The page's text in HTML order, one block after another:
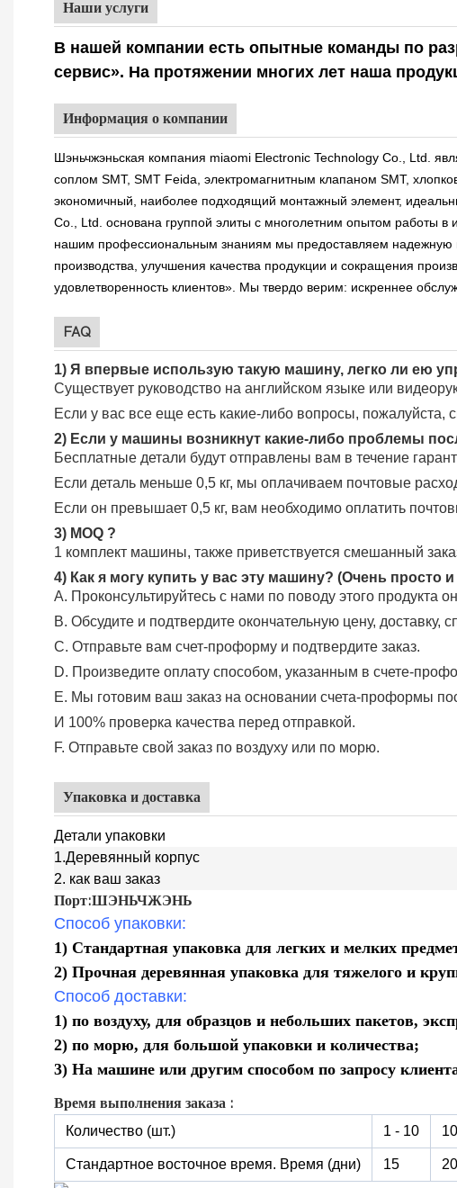
Наши услуги
В нашей компании есть опытные команды по
сервис». На протяжении многих лет наша
Информация о компании
Шэньчжэньская компания miaomi Electronic Technology Co., Ltd.
соплом SMT, SMT Feida, электромагнитным клапаном SMT,
экономичный, наиболее подходящий монтажный элемент,
Co., Ltd. основана группой элиты с многолетним опытом работы в
нашим профессиональным знаниям мы предоставляем надежную
производства, улучшения качества продукции и сокращения
удовлетворенность клиентов». Мы твердо верим: искреннее
FAQ
1) Я впервые использую такую ​​машину, легко ли ею
Существует руководство на английском языке или
Если у вас все еще есть какие-либо вопросы, пожалуйста,
2) Если у машины возникнут какие-либо проблемы
Бесплатные детали будут отправлены вам в течение
Если деталь меньше 0,5 кг, мы оплачиваем почтовые
Если он превышает 0,5 кг, вам необходимо оплатить
3) MOQ ?
1 комплект машины, также приветствуется смешанный
4) Как я могу купить у вас эту машину? (Очень просто и
A. Проконсультируйтесь с нами по поводу этого продукта
B. Обсудите и подтвердите окончательную цену, доставку,
C. Отправьте вам счет-проформу и подтвердите заказ.
D. Произведите оплату способом, указанным в счете-
E. Мы готовим ваш заказ на основании счета-проформы
И 100% проверка качества перед отправкой.
F. Отправьте свой заказ по воздуху или по морю.
Упаковка и доставка
Детали упаковки
1.Деревянный корпус
2. как ваш заказ
Порт:ШЭНЬЧЖЭНЬ
Способ упаковки:
1) Стандартная упаковка для легких и мелких
2) Прочная деревянная упаковка для тяжелого и
Способ доставки:
1) по воздуху, для образцов и небольших пакетов,
2) по морю, для большой упаковки и количества;
3) На машине или другим способом по запросу
Время выполнения заказа :
Количество (шт.) 1 - 10
Стандартное восточное время. Время (дни) 15 20